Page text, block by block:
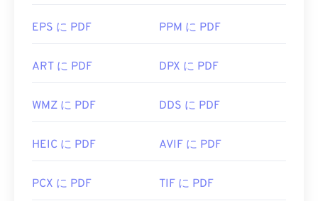
EPS に PDF PPM に PDF
ART に PDF DPX に PDF
WMZ に PDF DDS に PDF
HEIC に PDF AVIF に PDF
PCX に PDF TIF に PDF